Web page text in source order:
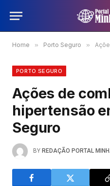
Home » Porto Seguro » Ações
PORTO SEGURO
Ações de
hipertensão
Seguro
BY REDAÇÃO PORTAL